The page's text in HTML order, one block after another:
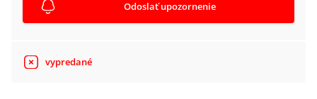
Odoslať upozornenie
vypredané